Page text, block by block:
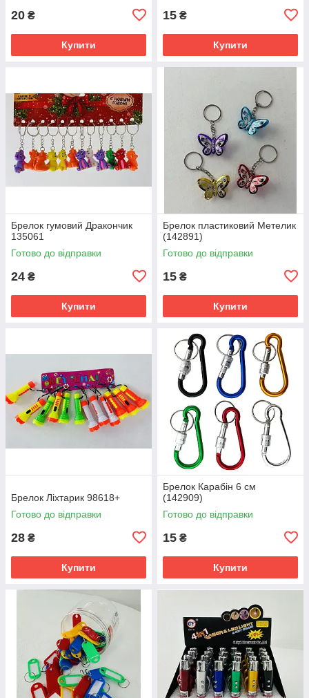
20 ₴
Купити
15 ₴
Купити
Брелок гумовий Дракончик
135061
Готово до відправки
24 ₴
Купити
Брелок пластиковий Метелик
(142891)
Готово до відправки
15 ₴
Купити
Брелок Ліхтарик 98618+
Готово до відправки
28 ₴
Купити
Брелок Карабін 6 см
(142909)
Готово до відправки
15 ₴
Купити